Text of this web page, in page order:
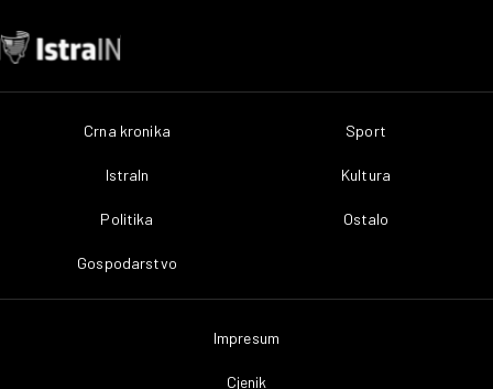
Crna kronika
IstraIn
Politika
Gospodarstvo
Sport
Kultura
Ostalo
Impresum
Cjenik